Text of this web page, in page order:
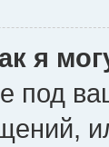
я
под